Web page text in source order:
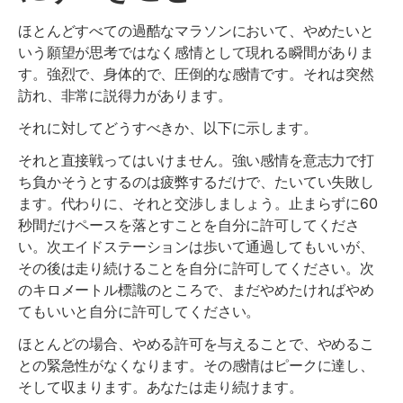
ほとんどすべての過酷なマラソンにおいて、やめたいと
いう願望が思考ではなく感情として現れる瞬間がありま
す。強烈で、身体的で、圧倒的な感情です。それは突然
訪れ、非常に説得力があります。
それに対してどうすべきか、以下に示します。
それと直接戦ってはいけません。強い感情を意志力で打
ち負かそうとするのは疲弊するだけで、たいてい失敗し
ます。代わりに、それと交渉しましょう。止まらずに60
秒間だけペースを落とすことを自分に許可してくださ
い。次エイドステーションは歩いて通過してもいいが、
その後は走り続けることを自分に許可してください。次
のキロメートル標識のところで、まだやめたければやめ
てもいいと自分に許可してください。
ほとんどの場合、やめる許可を与えることで、やめるこ
との緊急性がなくなります。その感情はピークに達し、
そして収まります。あなたは走り続けます。